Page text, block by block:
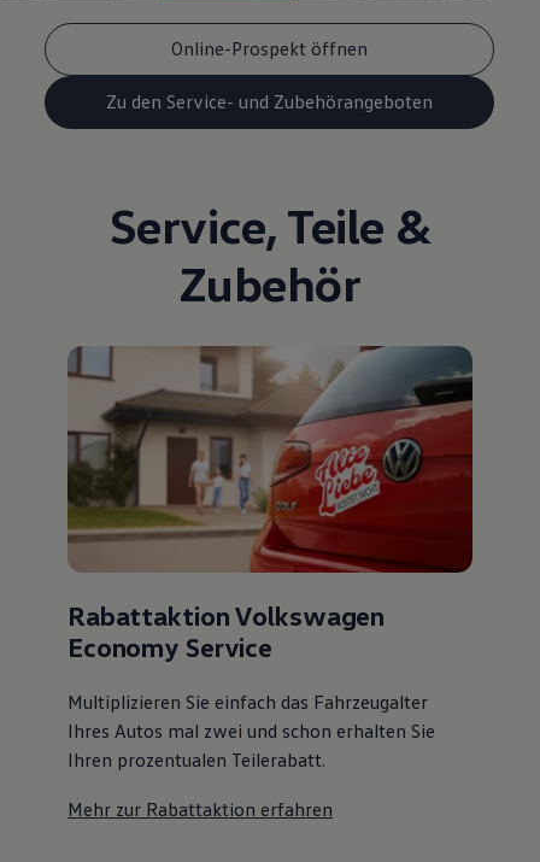
Online-Prospekt öffnen
Zu den Service- und Zubehörangeboten
Service, Teile &
Zubehör
Rabattaktion Volkswagen
Economy Service
Multiplizieren Sie einfach das Fahrzeugalter
Ihres Autos mal zwei und schon erhalten Sie
Ihren prozentualen Teilerabatt.
Mehr zur Rabattaktion erfahren